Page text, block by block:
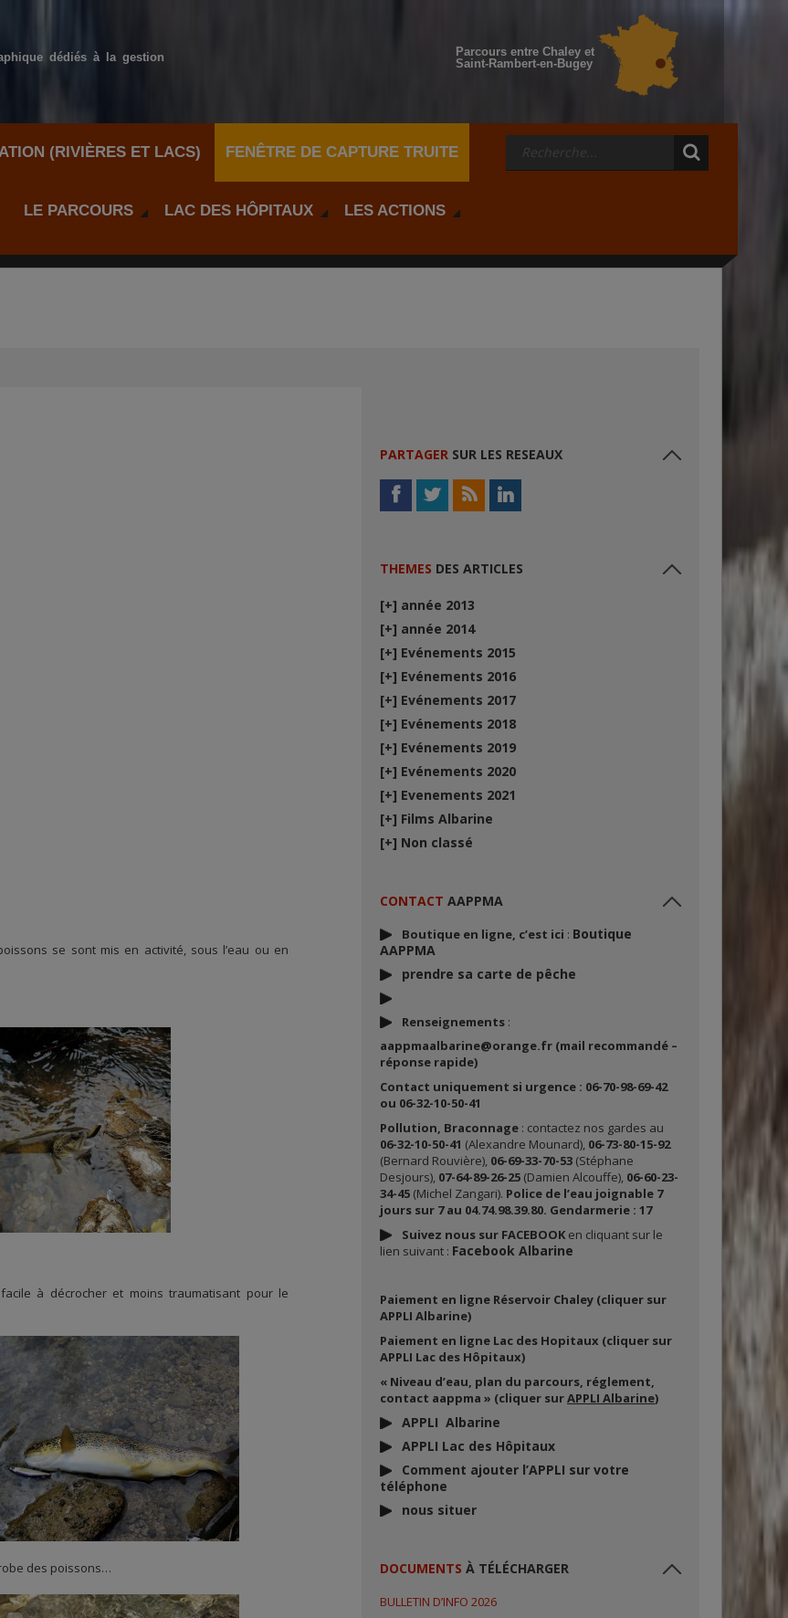
Parcours entre Chaley et
Saint-Rambert-en-Bugey
dédiés à la gestion
(RIVIÈRES ET LACS) FENÊTRE DE CAPTURE TRUITE
LE PARCOURS LAC DES HÔPITAUX LES ACTIONS
se sont mis en activité, sous l’eau ou en
à décrocher et moins traumatisant pour le
des poissons…
PARTAGER SUR LES RESEAUX
THEMES DES ARTICLES
[+] année 2013
[+] année 2014
[+] Evénements 2015
[+] Evénements 2016
[+] Evénements 2017
[+] Evénements 2018
[+] Evénements 2019
[+] Evénements 2020
[+] Evenements 2021
[+] Films Albarine
[+] Non classé
CONTACT AAPPMA
Boutique en ligne, c’est ici : Boutique
AAPPMA
prendre sa carte de pêche
Renseignements :
aappmaalbarine@orange.fr (mail recommandé –
réponse rapide)
Contact uniquement si urgence : 06-70-98-69-42
ou 06-32-10-50-41
Pollution, Braconnage : contactez nos gardes au
06-32-10-50-41 (Alexandre Mounard), 06-73-80-15-92
(Bernard Rouvière), 06-69-33-70-53 (Stéphane
Desjours), 07-64-89-26-25 (Damien Alcouffe), 06-60-23-
34-45 (Michel Zangari). Police de l’eau joignable 7
jours sur 7 au 04.74.98.39.80. Gendarmerie : 17
Suivez nous sur FACEBOOK en cliquant sur le
lien suivant : Facebook Albarine
Paiement en ligne Réservoir Chaley (cliquer sur
APPLI Albarine)
Paiement en ligne Lac des Hopitaux (cliquer sur
APPLI Lac des Hôpitaux)
« Niveau d’eau, plan du parcours, réglement,
contact aappma » (cliquer surAPPLI Albarine)
APPLI Albarine
APPLI Lac des Hôpitaux
Comment ajouter l’APPLI sur votre
téléphone
nous situer
DOCUMENTS À TÉLÉCHARGER
BULLETIN D’INFO 2026